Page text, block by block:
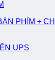
PHÍM +
UPS